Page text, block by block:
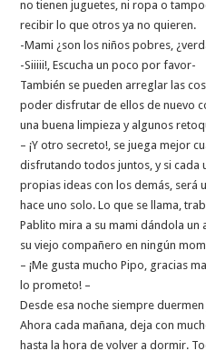
no tienen juguetes, ni ropa o
recibir lo que otros ya no quieren.
-Mami ¿son los niños pobres,
-Siiiii!, Escucha un poco por favor-
También se pueden arreglar las
poder disfrutar de ellos de nuevo
una buena limpieza y algunos
– ¡Y otro secreto!, se juega mejor
disfrutando todos juntos, y si cada
propias ideas con los demás, será
hace uno solo. Lo que se llama,
Pablito mira a su mami dándola
su viejo compañero en ningún
– ¡Me gusta mucho Pipo, gracias
lo prometo! –
Desde esa noche siempre
Ahora cada mañana, deja con
hasta la hora de volver a dormir.